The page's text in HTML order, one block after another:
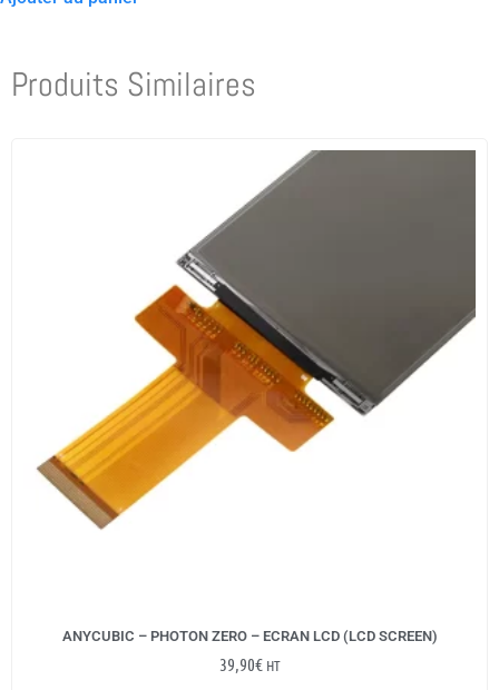
Produits Similaires
ANYCUBIC – PHOTON ZERO – ECRAN LCD (LCD SCREEN)
39,90€ HT